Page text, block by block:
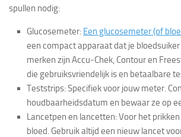
spullen nodig:
Glucosemeter: Een glucosemeter (of
een compact apparaat dat je
merken zijn Accu-Chek, Contour en
die gebruiksvriendelijk is en betaalbare
Teststrips: Specifiek voor jouw meter.
houdbaarheidsdatum en bewaar ze op
Lancetpen en lancetten: Voor het
bloed. Gebruik altijd een nieuw lancet